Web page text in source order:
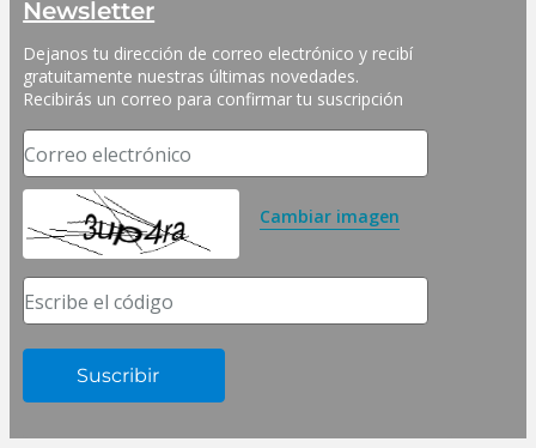
Newsletter
Dejanos tu dirección de correo electrónico y recibí
gratuitamente nuestras últimas novedades.
Recibirás un correo para confirmar tu suscripción
Correo electrónico
Cambiar imagen
Escribe el código